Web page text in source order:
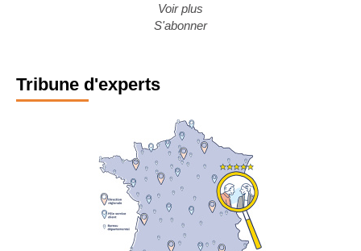
Voir plus
S'abonner
Tribune d'experts